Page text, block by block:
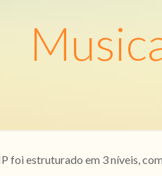
foi estruturado em 3 níveis,